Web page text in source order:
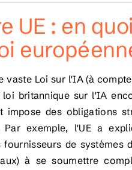
UE : en
vaste Loi sur l'IA (à
britannique sur l'IA
impose des obligations
exemple, l'UE a
de
à se soumettre